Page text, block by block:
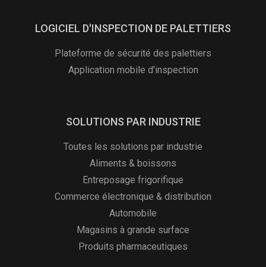
LOGICIEL D'INSPECTION DE PALETTIERS
Plateforme de sécurité des palettiers
Application mobile d'inspection
SOLUTIONS PAR INDUSTRIE
Toutes les solutions par industrie
Aliments & boissons
Entreposage frigorifique
Commerce électronique & distribution
Automobile
Magasins à grande surface
Produits pharmaceutiques